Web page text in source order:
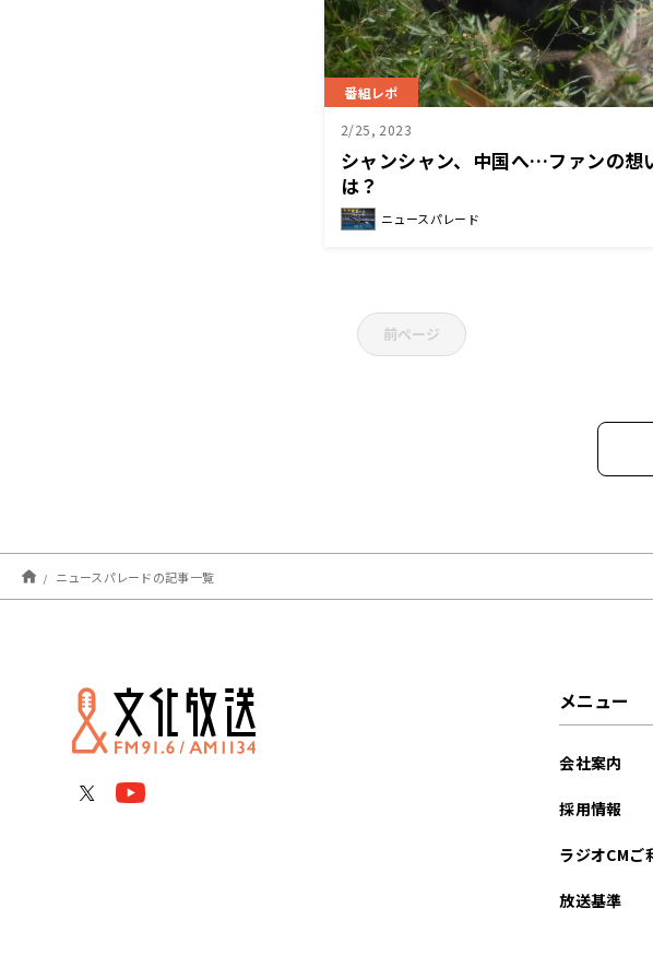
番組レポ
2/25, 2023
シャンシャン、中国へ…ファンの想
は？
ニュースパレード
前ページ
ニュースパレードの記事一覧
メニュー
会社案内
採用情報
ラジオCMご
放送基準